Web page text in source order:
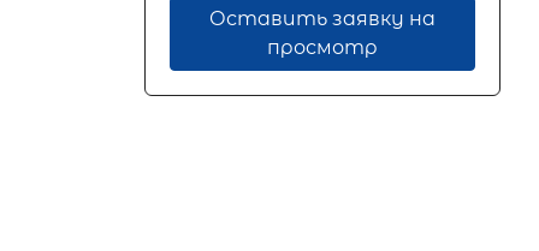
Оставить заявку на
просмотр